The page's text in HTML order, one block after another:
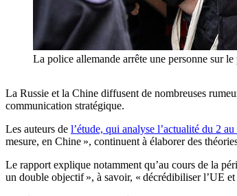
La police allemande arrête une personne sur
La Russie et la Chine diffusent de nombreuses
communication stratégique.
Les auteurs de l’étude, qui analyse l’actualité du 2
mesure, en Chine », continuent à élaborer des
Le rapport explique notamment qu’au cours de la
un double objectif », à savoir, « décrédibiliser l’UE